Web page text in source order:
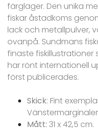
färglager. Den unika
fiskar åstadkoms
lack och metallpulver,
ovanpå. Sundmans
finaste
har rönt internationell
först publicerades.
Skick: Fint
Mått: 31 x 42,5 cm.